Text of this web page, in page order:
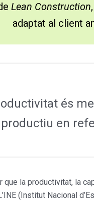
Lean Construction
adaptat al client
és
en
que la productivitat, la
(Institut Nacional